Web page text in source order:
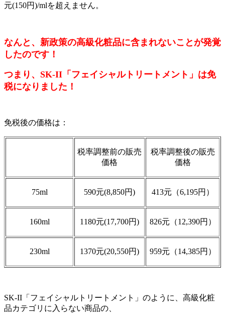
元(150円)/mlを超えません。
なんと、新政策の高級化粧品に含まれないことが発覚
したのです！
つまり、SK-II「フェイシャルトリートメント」は免
税になりました！
免税後の価格は：
税率調整前の販売
価格
税率調整後の販売
価格
75ml 590元(8,850円) 413元（6,195円）
160ml 1180元(17,700円) 826元（12,390円）
230ml 1370元(20,550円) 959元（14,385円）
SK-II「フェイシャルトリートメント」のように、高級化粧
品カテゴリに入らない商品の、